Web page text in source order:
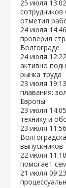
25 июля 13:02
отметил
24 июля 14:46
проверил
Волгограде
24 июля 12:22
активно
рынка труда
23 июля 19:13
плавания:
Европы
23 июля 14:05
технику и
23 июля 11:56
выпускников
22 июля 11:10
помогает
21 июля 09:23